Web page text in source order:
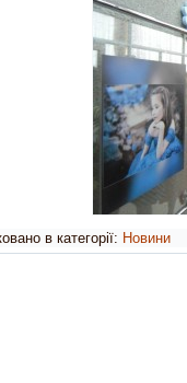
в категорії: Новини